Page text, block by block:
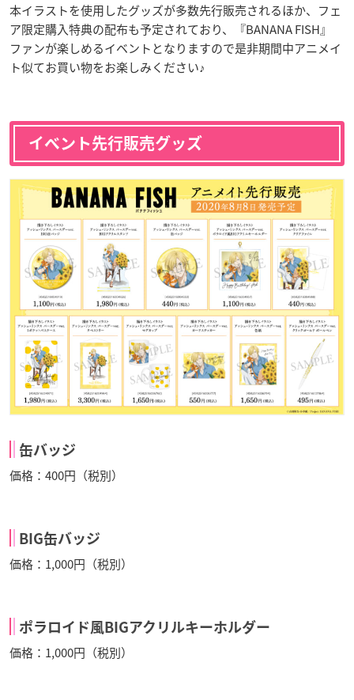
本イラストを使用したグッズが多数先行販売されるほか、フェ
ア限定購入特典の配布も予定されており、『BANANA FISH』
ファンが楽しめるイベントとなりますので是非期間中アニメイ
ト似てお買い物をお楽しみください♪
イベント先行販売グッズ
缶バッジ
価格：400円（税別）
BIG缶バッジ
価格：1,000円（税別）
ポラロイド風BIGアクリルキーホルダー
価格：1,000円（税別）